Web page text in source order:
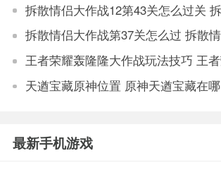
天遒宝藏原神位置 原神天遒宝藏在哪
最新手机游戏